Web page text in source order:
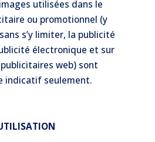
utilisées dans le
ou promotionnel (y
s’y limiter, la publicité
électronique et sur
web) sont
indicatif seulement.